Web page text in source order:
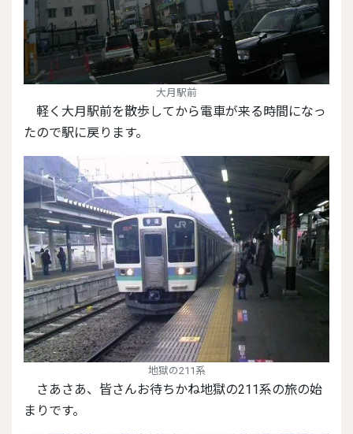
大月駅前
軽く大月駅前を散歩してから電車が来る時間になっ
たので駅に戻ります。
地獄の211系
さあさあ、皆さんお待ちかね地獄の211系の旅の始
まりです。